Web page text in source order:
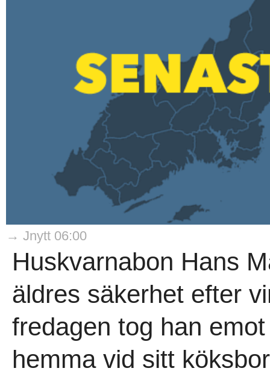
→ Jnytt 06:00
Huskvarnabon Hans
äldres säkerhet efter
fredagen tog han
hemma vid sitt